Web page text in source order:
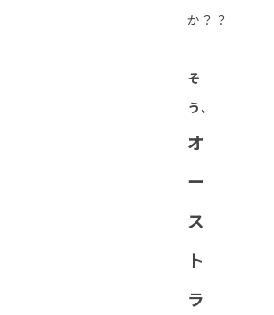
か？？
そ
う、
オ
ー
ス
ト
ラ